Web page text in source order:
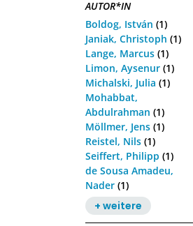
AUTOR*IN
Boldog, István (1)
Janiak, Christoph (1)
Lange, Marcus (1)
Limon, Aysenur (1)
Michalski, Julia (1)
Mohabbat,
Abdulrahman (1)
Möllmer, Jens (1)
Reistel, Nils (1)
Seiffert, Philipp (1)
de Sousa Amadeu,
Nader (1)
+ weitere